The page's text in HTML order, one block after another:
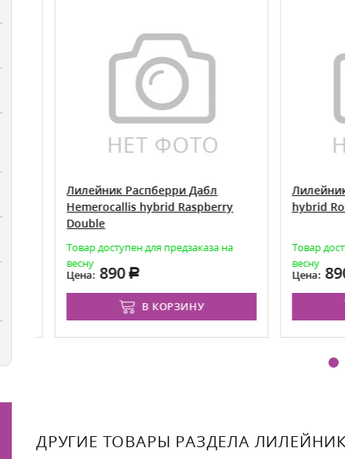
Лилейник Распберри Дабл
Hemerocallis hybrid Raspberry
Double
Товар доступен для предзаказа на
весну
Цена: 890
В КОРЗИНУ
Лилейник
hybrid
Товар
весну
Цена: 890
ДРУГИЕ ТОВАРЫ РАЗДЕЛА